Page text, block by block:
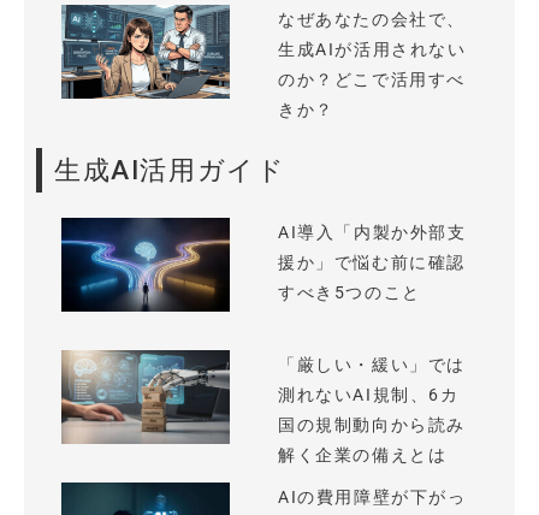
なぜあなたの会社で、
生成AIが活用されない
のか？どこで活用すべ
きか？
生成AI活用ガイド
AI導入「内製か外部支
援か」で悩む前に確認
すべき5つのこと
「厳しい・緩い」では
測れないAI規制、6カ
国の規制動向から読み
解く企業の備えとは
AIの費用障壁が下がっ